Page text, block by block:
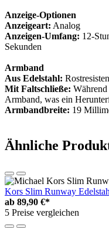
Anzeige-Optionen
Anzeigeart: Analog
Anzeigen-Umfang: 12-
Sekunden
Armband
Aus Edelstahl:
Mit Faltschließe: Während
Armband, was ein
Armbandbreite: 19
Ähnliche
Kors Slim Runway
ab 89,90 €*
5 Preise vergleichen